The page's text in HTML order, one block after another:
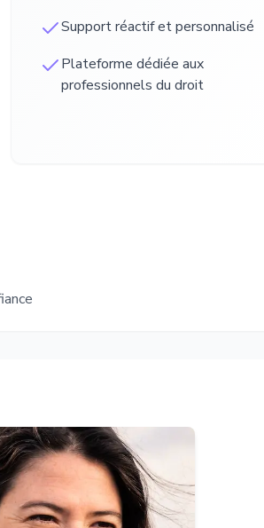
Support réactif et personnalisé
Plateforme dédiée aux
professionnels du droit